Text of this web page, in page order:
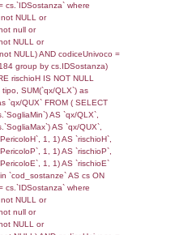
=
=
AND
f_territori_limitrofi.Distanza,
FROM f_territori_limitrofi